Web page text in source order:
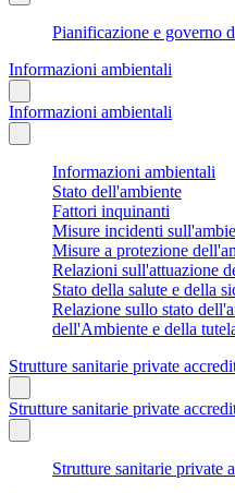
Pianificazione e governo
Informazioni ambientali
Informazioni ambientali
Informazioni ambientali
Stato dell'ambiente
Fattori inquinanti
Misure incidenti
Misure a protezione
Relazioni sull'attuazione
Stato della salute e della
Relazione sullo stato
dell'Ambiente e della
Strutture sanitarie private
Strutture sanitarie private
Strutture sanitarie private